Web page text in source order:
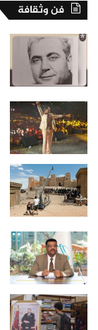
فن وثقافة